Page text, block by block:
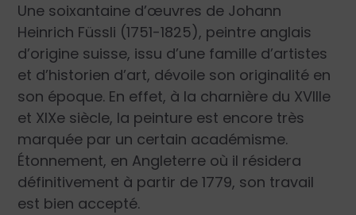
Une soixantaine d’œuvres de Johann
Heinrich Füssli (1751-1825), peintre anglais
d’origine suisse, issu d’une famille d’artistes
et d’historien d’art, dévoile son originalité en
son époque. En effet, à la charnière du XVIIIe
et XIXe siècle, la peinture est encore très
marquée par un certain académisme.
Étonnement, en Angleterre où il résidera
définitivement à partir de 1779, son travail
est bien accepté.